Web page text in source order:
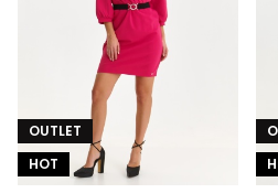
OUTLET
HOT